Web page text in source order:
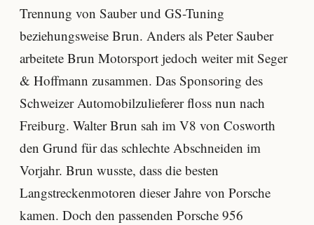
Trennung von Sauber und GS-Tuning
beziehungsweise Brun. Anders als Peter Sauber
arbeitete Brun Motorsport jedoch weiter mit Seger
& Hoffmann zusammen. Das Sponsoring des
Schweizer Automobilzulieferer floss nun nach
Freiburg. Walter Brun sah im V8 von Cosworth
den Grund für das schlechte Abschneiden im
Vorjahr. Brun wusste, dass die besten
Langstreckenmotoren dieser Jahre von Porsche
kamen. Doch den passenden Porsche 956